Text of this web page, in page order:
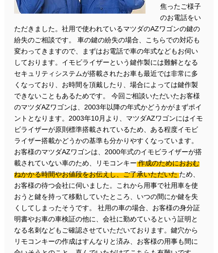
焦ったご様子
のお電話をい
ただきました。社用で使われているマツダのAZワゴンの鍵の
紛失のご相談です。 車の鍵の紛失の場合、こちらでの対応も
変わってきますので、まずはお電話で車の年式などもお伺い
しております。イモビライザーという鍵作製には難解となる
セキュリティシステムが搭載されたお車も最近では非常に多
くなっており、お時間を頂戴したり、場合によっては鍵作製
できないこともあるためです。 今回ご相談いただいたお客様
のマツダAZワゴンは、2003年以降の年式かどうかがまずポイ
ントとなります。2003年10月より、マツダAZワゴンにはイモ
ビライザーが原則標準搭載されているため、ある程度イモビ
ライザー搭載かどうかの基準も分かりやすくなっています。
お客様のマツダAZワゴンは、2000年式のイモビライザーが搭
載されていない車のため、リモコンキー 作成のためにおおむ
ねかかる時間やお値段をお伝えし、ご了承いただいたため、
お客様の待つ会社に伺いました。これから用事で社用車を使
おうと鍵を持って移動していたところ、いつの間にか鍵を失
くしてしまったそうです。 社用の車の場合、お客様の身分証
明書やお車の車検証の他に、会社に勤めているという証明と
なる名刺などもご確認させていただいております。鍵穴から
リモコンキーの作成はすんなりと済み、お客様の用事も間に